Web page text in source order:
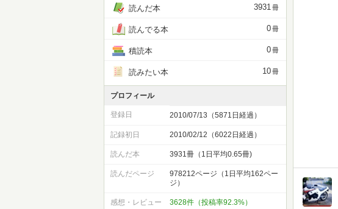
読んだ本 3931冊
読んでる本 0冊
積読本 0冊
読みたい本 10冊
プロフィール
登録日 2010/07/13（5871日経過）
記録初日 2010/02/12（6022日経過）
読んだ本 3931冊（1日平均0.65冊)
読んだページ
978212ページ（1日平均162ペー
ジ）
感想・レビュー 3628件（投稿率92.3%）